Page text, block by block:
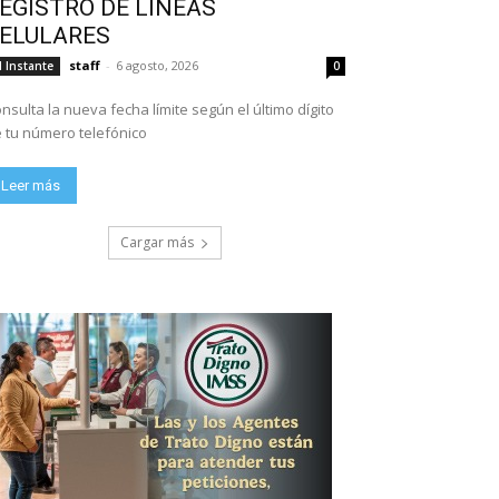
DE LÍNEAS
Instante staff - 6 agosto, 2026 0
la nueva fecha límite según el último dígito
tu número telefónico
Leer más
Cargar más